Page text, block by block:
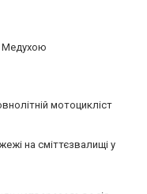
Медухою
мотоцикліст
на сміттєзвалищі у